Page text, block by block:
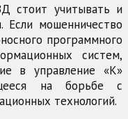
стоит учитывать и
Если мошенничество
программного
систем,
в управление «К»
на борьбе с
технологий.